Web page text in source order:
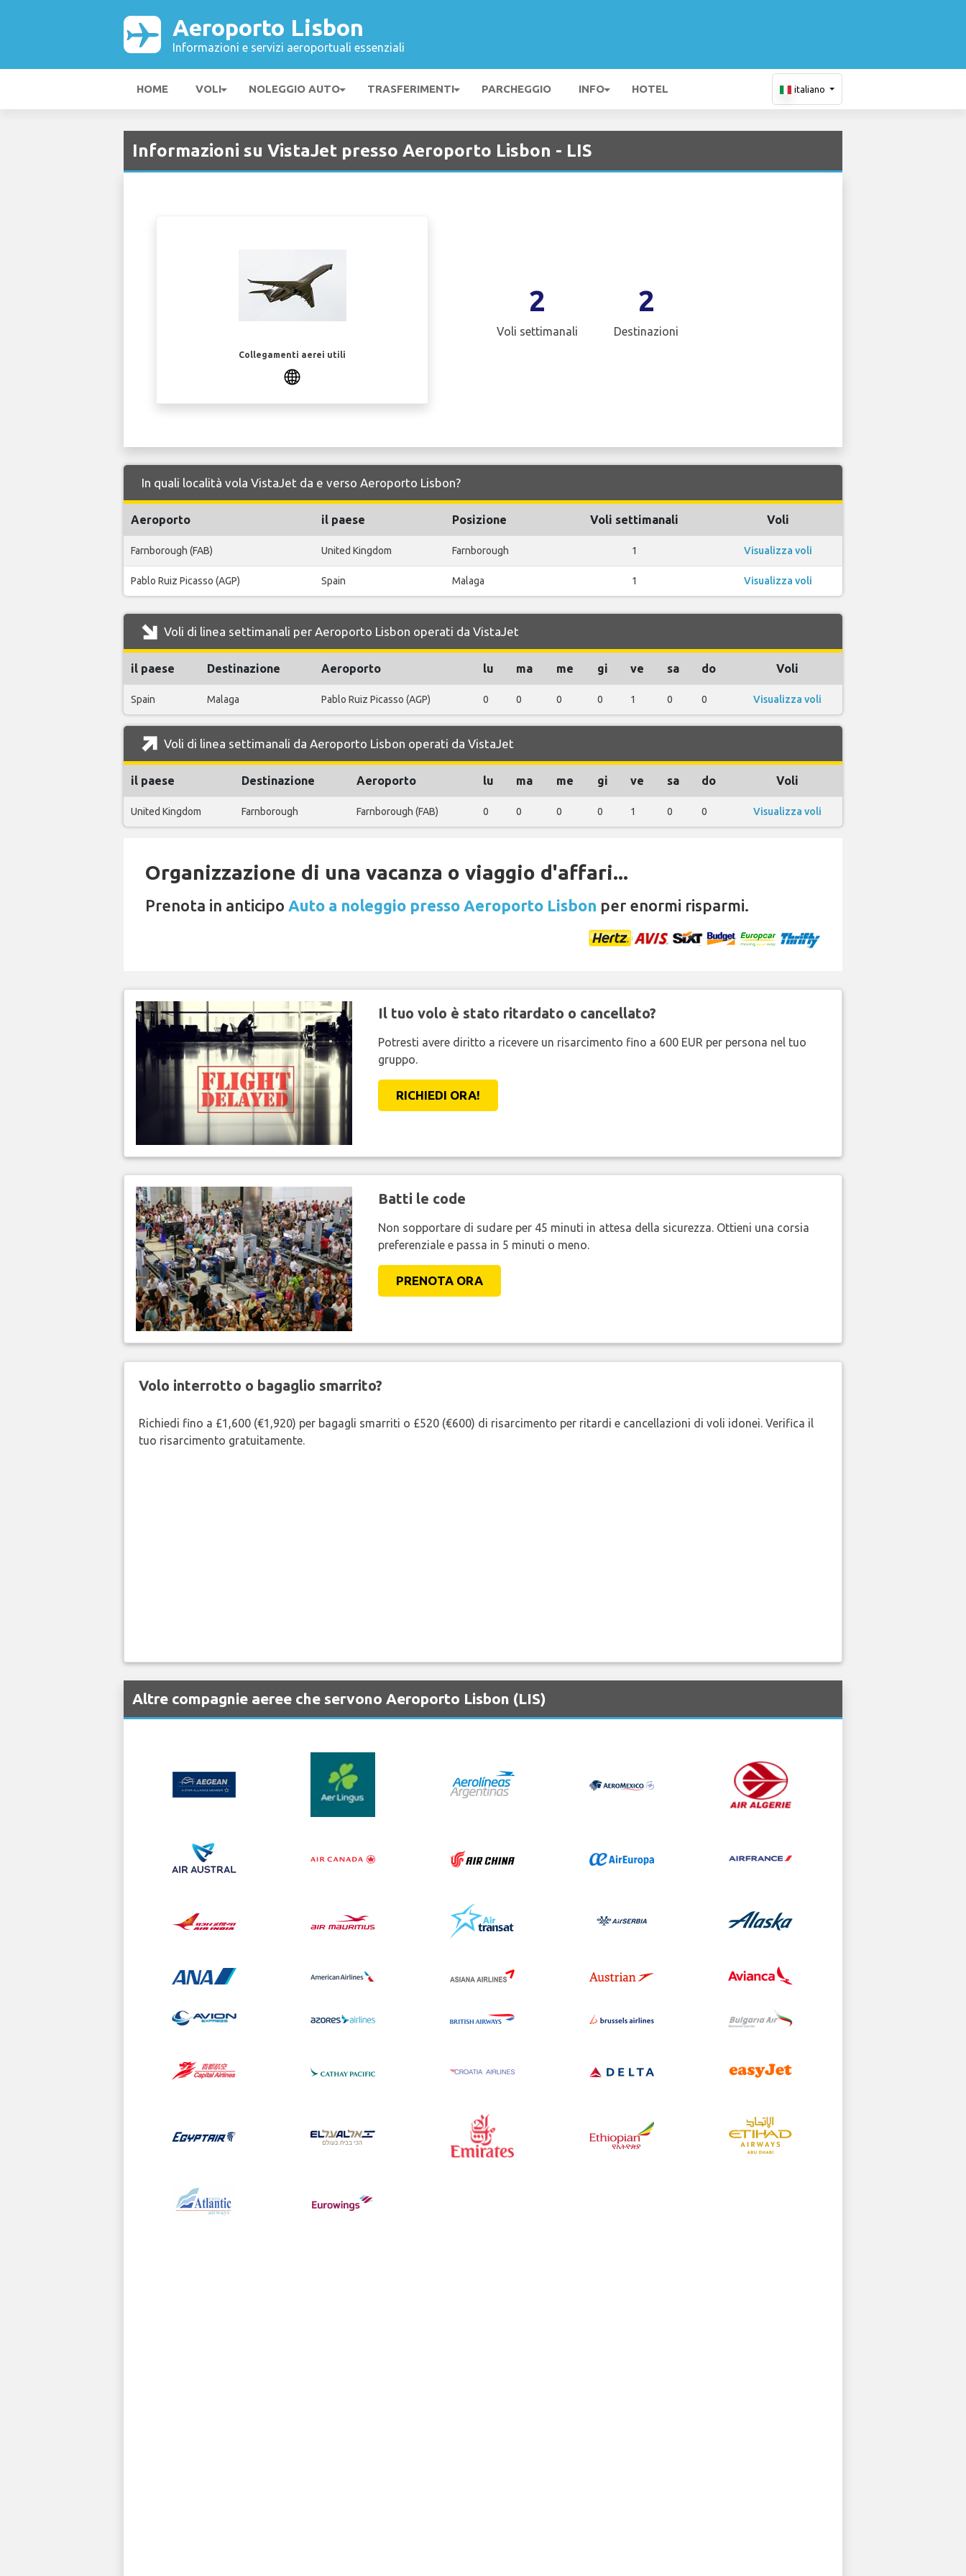
Aeroporto Lisbon
Informazioni e servizi aeroportuali essenziali
HOME VOLI NOLEGGIO AUTO TRASFERIMENTI PARCHEGGIO INFO HOTEL italiano
Informazioni su VistaJet presso Aeroporto Lisbon - LIS
Collegamenti aerei utili
2
Voli settimanali
2
Destinazioni
In quali località vola VistaJet da e verso Aeroporto Lisbon?
Aeroporto il paese Posizione Voli settimanali Voli
Farnborough (FAB) United Kingdom Farnborough 1 Visualizza voli
Pablo Ruiz Picasso (AGP) Spain Malaga 1 Visualizza voli
Voli di linea settimanali per Aeroporto Lisbon operati da VistaJet
il paese Destinazione Aeroporto lu ma me gi ve sa do Voli
Spain Malaga Pablo Ruiz Picasso (AGP) 0 0 0 0 1 0 0 Visualizza voli
Voli di linea settimanali da Aeroporto Lisbon operati da VistaJet
il paese Destinazione Aeroporto lu ma me gi ve sa do Voli
United Kingdom Farnborough Farnborough (FAB) 0 0 0 0 1 0 0 Visualizza voli
Organizzazione di una vacanza o viaggio d'affari...
Prenota in anticipo Auto a noleggio presso Aeroporto Lisbon per enormi risparmi.
Il tuo volo è stato ritardato o cancellato?
Potresti avere diritto a ricevere un risarcimento fino a 600 EUR per persona nel tuo
gruppo.
RICHIEDI ORA!
Batti le code
Non sopportare di sudare per 45 minuti in attesa della sicurezza. Ottieni una corsia
preferenziale e passa in 5 minuti o meno.
PRENOTA ORA
Volo interrotto o bagaglio smarrito?
Richiedi fino a £1,600 (€1,920) per bagagli smarriti o £520 (€600) di risarcimento per ritardi e cancellazioni di voli idonei. Verifica il
tuo risarcimento gratuitamente.
Altre compagnie aeree che servono Aeroporto Lisbon (LIS)